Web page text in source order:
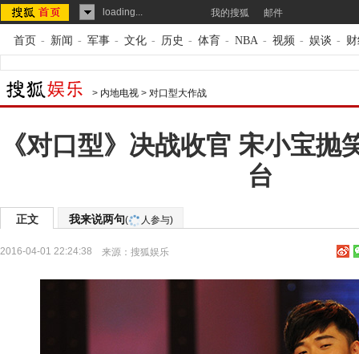
loading... 我的搜狐 邮件
首页 - 新闻 - 军事 - 文化 - 历史 - 体育 - NBA - 视频 - 娱谈 -
> 内地电视 > 对口型大作战
《对口型》决战收官 宋小宝抛
台
正文 我来说两句( 人参与)
2016-04-01 22:24:38 来源： 搜狐娱乐